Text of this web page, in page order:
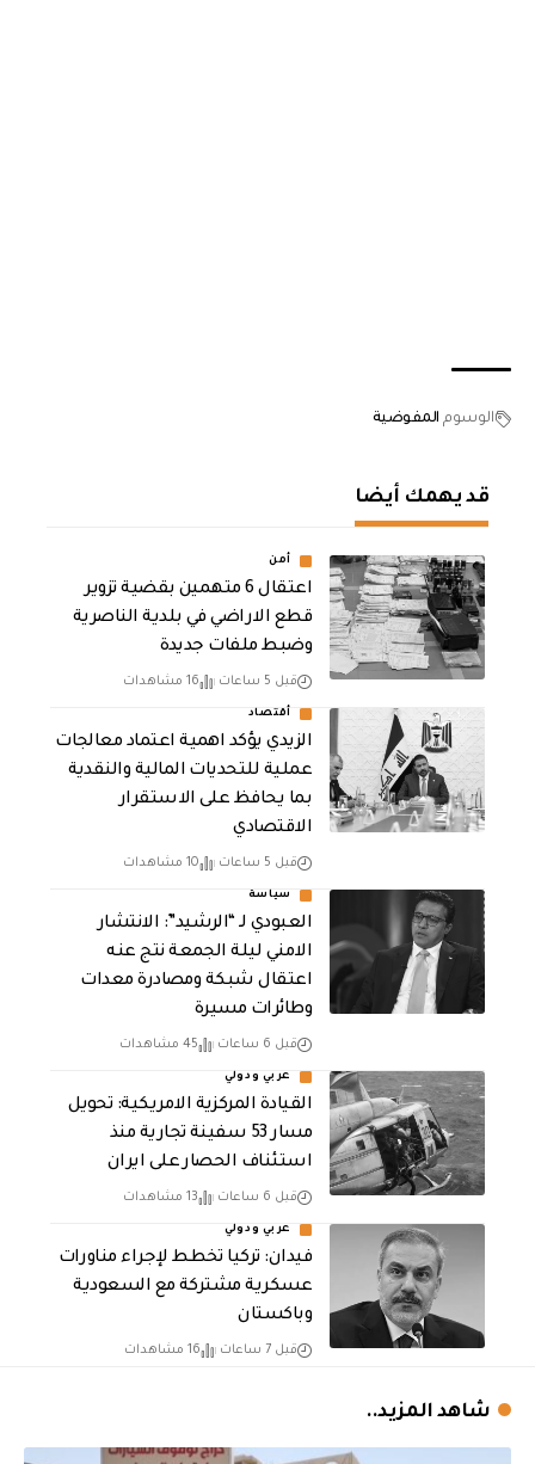
الوسوم المفوضية
قد يهمك أيضا
أمن
اعتقال 6 متهمين بقضية تزوير
قطع الاراضي في بلدية الناصرية
وضبط ملفات جديدة
قبل 5 ساعات 16 مشاهدات
أقتصاد
الزيدي يؤكد اهمية اعتماد معالجات
عملية للتحديات المالية والنقدية
بما يحافظ على الاستقرار
الاقتصادي
قبل 5 ساعات 10 مشاهدات
سياسة
العبودي لـ “الرشيد”: الانتشار
الامني ليلة الجمعة نتج عنه
اعتقال شبكة ومصادرة معدات
وطائرات مسيرة
قبل 6 ساعات 45 مشاهدات
عربي ودولي
القيادة المركزية الامريكية: تحويل
مسار 53 سفينة تجارية منذ
استئناف الحصار على ايران
قبل 6 ساعات 13 مشاهدات
عربي ودولي
فيدان: تركيا تخطط لإجراء مناورات
عسكرية مشتركة مع السعودية
وباكستان
قبل 7 ساعات 16 مشاهدات
شاهد المزيد..